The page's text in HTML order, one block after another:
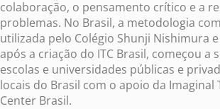
colaboração, o pensamento crítico e a
problemas. No Brasil, a metodologia
utilizada pelo Colégio Shunji Nishimura
após a criação do ITC Brasil, começou a
escolas e universidades públicas e
locais do Brasil com o apoio da
Center Brasil.